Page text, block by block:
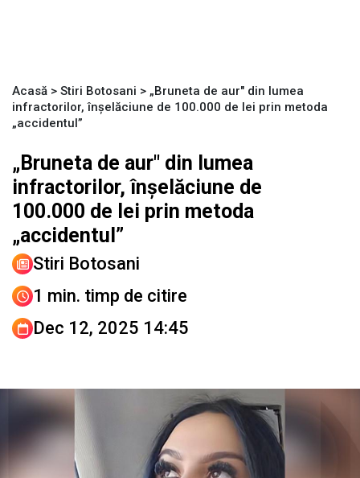
Acasă > Stiri Botosani > „Bruneta de aur" din lumea
infractorilor, înşelăciune de 100.000 de lei prin metoda
„accidentul”
„Bruneta de aur" din lumea
infractorilor, înşelăciune de
100.000 de lei prin metoda
„accidentul”
Stiri Botosani
1 min. timp de citire
Dec 12, 2025 14:45